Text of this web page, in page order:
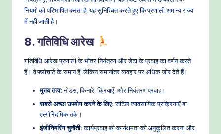
नियमों को परिभाषित करता है, यह सुनिश्चित करते हुए कि प्रणाली अमान्य राज्य
में नहीं जाती है।
8. गतिविधि आरेख
गतिविधि आरेख प्रणाली के भीतर नियंत्रण और डेटा के प्रवाह का वर्णन करते
हैं। वे फ्लोचार्ट के समान हैं, लेकिन समानांतर व्यवहार पर अधिक जोर देते हैं।
मुख्य तत्व:नोड्स, किनारे, क्रियाएँ, और नियंत्रण प्रवाह।
सबसे अच्छा उपयोग करने के लिए:जटिल व्यावसायिक प्रक्रियाएँ या
एल्गोरिदमिक तर्क।
इंजीनियरिंग चुनौती:कार्यप्रवाह की कार्यक्षमता को अनुकूलित करना और